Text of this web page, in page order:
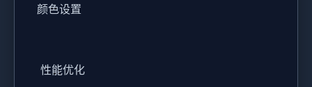
颜色设置
性能优化